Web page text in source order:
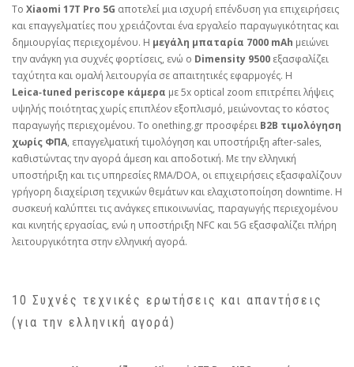
Το Xiaomi 17T Pro 5G αποτελεί μια ισχυρή επένδυση για επιχειρήσεις
και επαγγελματίες που χρειάζονται ένα εργαλείο παραγωγικότητας και
δημιουργίας περιεχομένου. Η μεγάλη μπαταρία 7000 mAh μειώνει
την ανάγκη για συχνές φορτίσεις, ενώ ο Dimensity 9500 εξασφαλίζει
ταχύτητα και ομαλή λειτουργία σε απαιτητικές εφαρμογές. Η
Leica‑tuned periscope κάμερα με 5x optical zoom επιτρέπει λήψεις
υψηλής ποιότητας χωρίς επιπλέον εξοπλισμό, μειώνοντας το κόστος
παραγωγής περιεχομένου. Το onething.gr προσφέρει B2B τιμολόγηση
χωρίς ΦΠΑ, επαγγελματική τιμολόγηση και υποστήριξη after‑sales,
καθιστώντας την αγορά άμεση και αποδοτική. Με την ελληνική
υποστήριξη και τις υπηρεσίες RMA/DOA, οι επιχειρήσεις εξασφαλίζουν
γρήγορη διαχείριση τεχνικών θεμάτων και ελαχιστοποίηση downtime. Η
συσκευή καλύπτει τις ανάγκες επικοινωνίας, παραγωγής περιεχομένου
και κινητής εργασίας, ενώ η υποστήριξη NFC και 5G εξασφαλίζει πλήρη
λειτουργικότητα στην ελληνική αγορά.
10 Συχνές τεχνικές ερωτήσεις και απαντήσεις
(για την ελληνική αγορά)